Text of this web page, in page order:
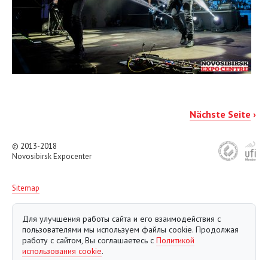
Nächste Seite ›
Для улучшения работы сайта и его взаимодействия с
пользователями мы используем файлы cookie. Продолжая
работу с сайтом, Вы соглашаетесь с Политикой
использования cookie.
© 2013-2018
Novosibirsk Expocenter
Sitemap